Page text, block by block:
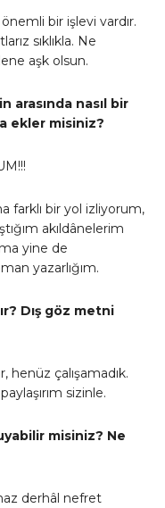
bir işlevi vardır.
sıklıkla. Ne
aşk olsun.
arasında nasıl bir
ekler misiniz?
farklı bir yol izliyorum,
akıldânelerim
yine de
yazarlığım.
Dış göz metni
henüz çalışamadık.
sizinle.
misiniz? Ne
derhâl nefret